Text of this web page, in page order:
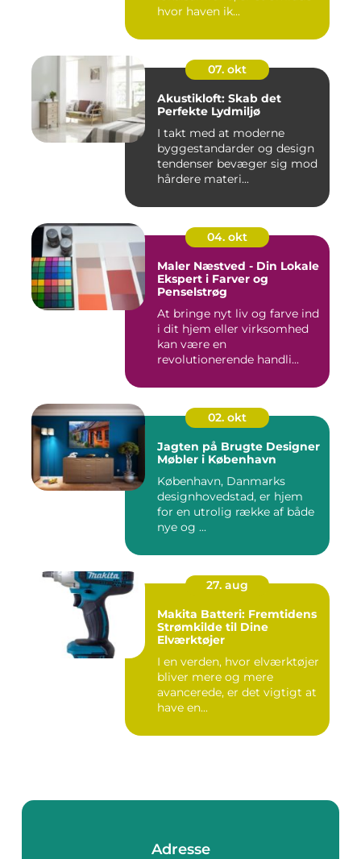
hvor haven ik...
07. okt
Akustikloft: Skab det
Perfekte Lydmiljø
I takt med at moderne
byggestandarder og design
tendenser bevæger sig mod
hårdere materi...
04. okt
Maler Næstved - Din Lokale
Ekspert i Farver og
Penselstrøg
At bringe nyt liv og farve ind
i dit hjem eller virksomhed
kan være en
revolutionerende handli...
02. okt
Jagten på Brugte Designer
Møbler i København
København, Danmarks
designhovedstad, er hjem
for en utrolig række af både
nye og ...
27. aug
Makita Batteri: Fremtidens
Strømkilde til Dine
Elværktøjer
I en verden, hvor elværktøjer
bliver mere og mere
avancerede, er det vigtigt at
have en...
Adresse